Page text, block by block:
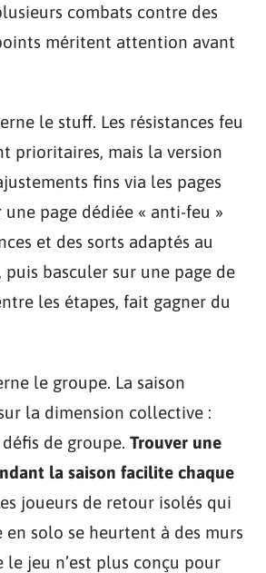
combats contre des
méritent attention avant
le stuff. Les résistances feu
prioritaires, mais la version
fins via les pages
une page dédiée « anti-feu »
et des sorts adaptés au
puis basculer sur une page de
les étapes, fait gagner du
le groupe. La saison
la dimension collective :
de groupe. Trouver une
la saison facilite chaque
joueurs de retour isolés qui
solo se heurtent à des murs
jeu n’est plus conçu pour